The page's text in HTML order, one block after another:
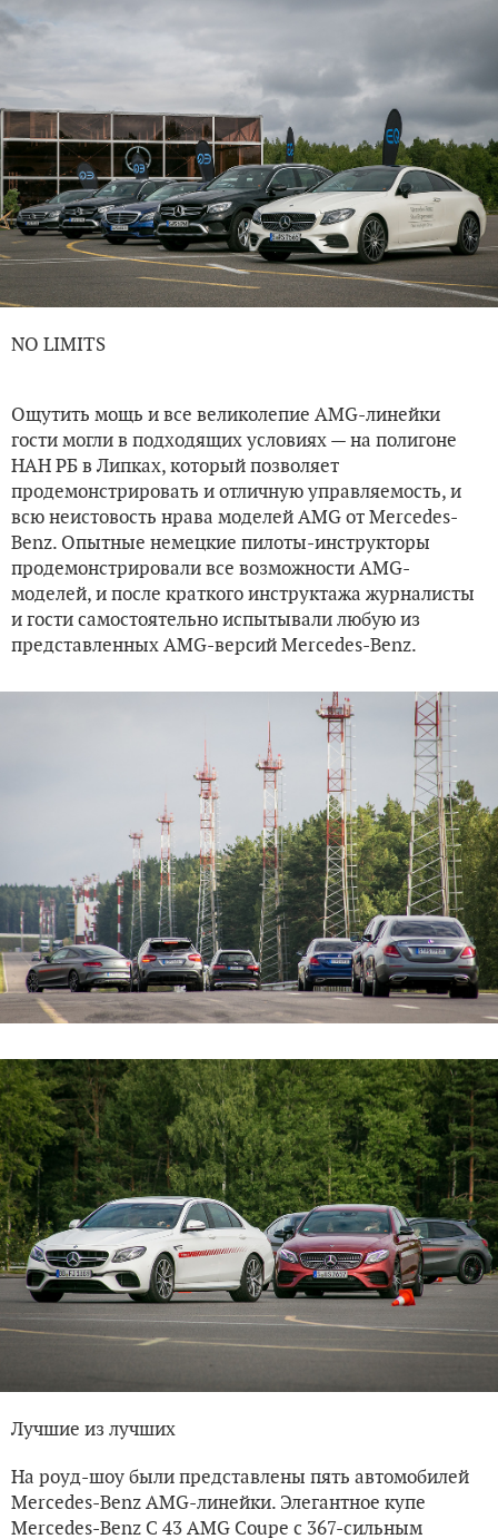
NO LIMITS
Ощутить мощь и все великолепие AMG-линейки
гости могли в подходящих условиях — на полигоне
НАН РБ в Липках, который позволяет
продемонстрировать и отличную управляемость, и
всю неистовость нрава моделей AMG от Mercedes-
Benz. Опытные немецкие пилоты-инструкторы
продемонстрировали все возможности AMG-
моделей, и после краткого инструктажа журналисты
и гости самостоятельно испытывали любую из
представленных AMG-версий Mercedes-Benz.
Лучшие из лучших
На роуд-шоу были представлены пять автомобилей
Mercedes-Benz AMG-линейки. Элегантное купе
Mercedes-Benz C 43 AMG Coupe с 367-сильным